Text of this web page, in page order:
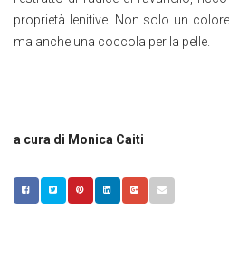
proprietà lenitive. Non solo un
ma anche una coccola per la pelle.
a cura di Monica Caiti